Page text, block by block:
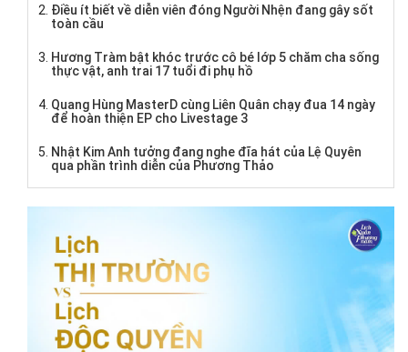
Điều ít biết về diễn viên đóng Người Nhện đang gây sốt
toàn cầu
Hương Tràm bật khóc trước cô bé lớp 5 chăm cha sống
thực vật, anh trai 17 tuổi đi phụ hồ
Quang Hùng MasterD cùng Liên Quân chạy đua 14 ngày
để hoàn thiện EP cho Livestage 3
Nhật Kim Anh tưởng đang nghe đĩa hát của Lệ Quyên
qua phần trình diễn của Phương Thảo